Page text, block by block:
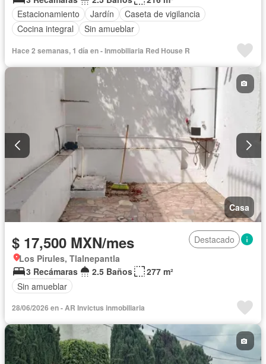
Estacionamiento
Jardín
Caseta de vigilancia
Cocina integral
Sin amueblar
Hace 2 semanas, 1 día en - Inmobiliaria Red House R
Casa
$ 17,500 MXN/mes
Destacado
Los Pirules, Tlalnepantla
3 Recámaras
2.5 Baños
277 m²
Sin amueblar
28/06/2026 en - AR Invictus inmobiliaria